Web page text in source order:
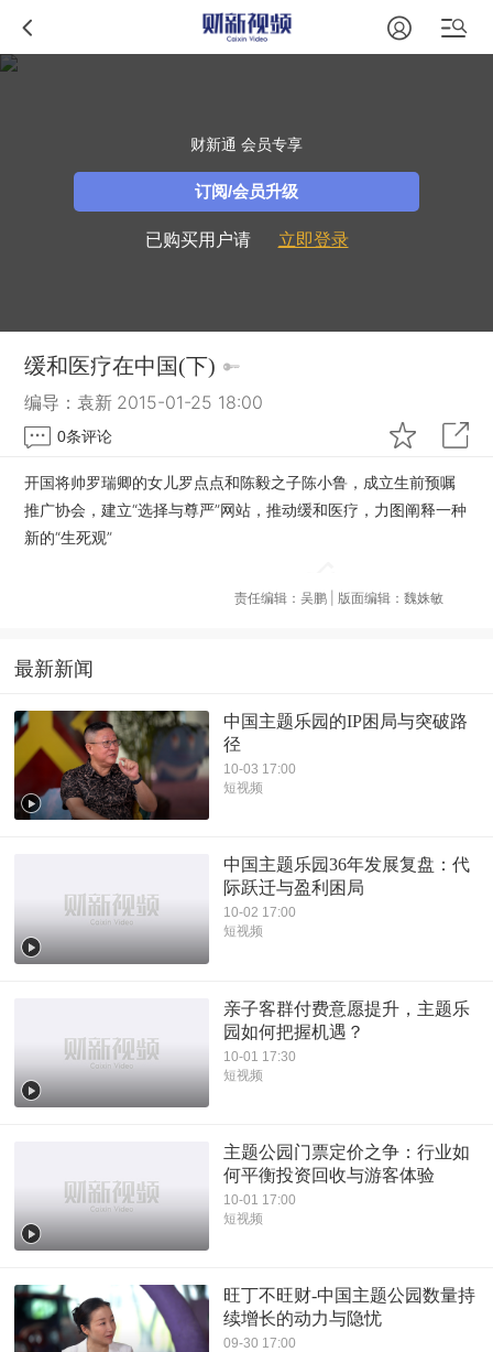
财新通 会员专享
订阅/会员升级
已购买用户请 立即登录
缓和医疗在中国(下)
编导：袁新 2015-01-25 18:00
0条评论
开国将帅罗瑞卿的女儿罗点点和陈毅之子陈小鲁，成立生前预嘱
推广协会，建立“选择与尊严”网站，推动缓和医疗，力图阐释一种
新的“生死观”
责任编辑：吴鹏 | 版面编辑：魏姝敏
最新新闻
中国主题乐园的IP困局与突破路
径
10-03 17:00
短视频
中国主题乐园36年发展复盘：代
际跃迁与盈利困局
10-02 17:00
短视频
亲子客群付费意愿提升，主题乐
园如何把握机遇？
10-01 17:30
短视频
主题公园门票定价之争：行业如
何平衡投资回收与游客体验
10-01 17:00
短视频
旺丁不旺财-中国主题公园数量持
续增长的动力与隐忧
09-30 17:00